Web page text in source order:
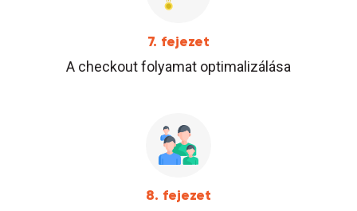
7. fejezet
A checkout folyamat optimalizálása
8. fejezet